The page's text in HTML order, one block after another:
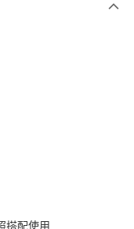
銀行
搭配使用